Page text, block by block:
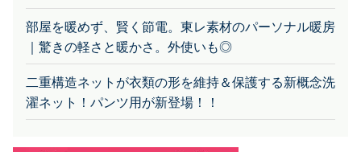
部屋を暖めず、賢く節電。東レ素材のパーソナル暖房
｜驚きの軽さと暖かさ。外使いも◎
二重構造ネットが衣類の形を維持＆保護する新概念洗
濯ネット！パンツ用が新登場！！